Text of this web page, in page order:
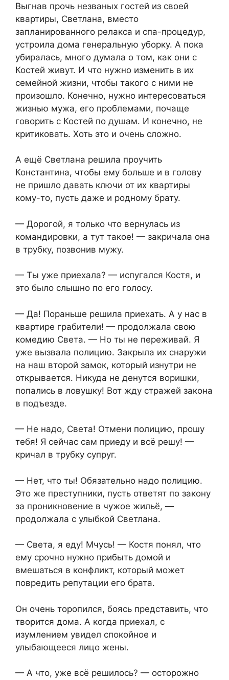
Выгнав прочь незваных гостей из своей
квартиры, Светлана, вместо
запланированного релакса и спа-процедур,
устроила дома генеральную уборку. А пока
убиралась, много думала о том, как они с
Костей живут. И что нужно изменить в их
семейной жизни, чтобы такого с ними не
произошло. Конечно, нужно интересоваться
жизнью мужа, его проблемами, почаще
говорить с Костей по душам. И конечно, не
критиковать. Хоть это и очень сложно.
А ещё Светлана решила проучить
Константина, чтобы ему больше и в голову
не пришло давать ключи от их квартиры
кому-то, пусть даже и родному брату.
— Дорогой, я только что вернулась из
командировки, а тут такое! — закричала она
в трубку, позвонив мужу.
— Ты уже приехала? — испугался Костя, и
это было слышно по его голосу.
— Да! Пораньше решила приехать. А у нас в
квартире грабители! — продолжала свою
комедию Света. — Но ты не переживай. Я
уже вызвала полицию. Закрыла их снаружи
на наш второй замок, который изнутри не
открывается. Никуда не денутся воришки,
попались в ловушку! Вот жду стражей закона
в подъезде.
— Не надо, Света! Отмени полицию, прошу
тебя! Я сейчас сам приеду и всё решу! —
кричал в трубку супруг.
— Нет, что ты! Обязательно надо полицию.
Это же преступники, пусть ответят по закону
за проникновение в чужое жильё, —
продолжала с улыбкой Светлана.
— Света, я еду! Мчусь! — Костя понял, что
ему срочно нужно прибыть домой и
вмешаться в конфликт, который может
повредить репутации его брата.
Он очень торопился, боясь представить, что
творится дома. А когда приехал, с
изумлением увидел спокойное и
улыбающееся лицо жены.
— А что, уже всё решилось? — осторожно